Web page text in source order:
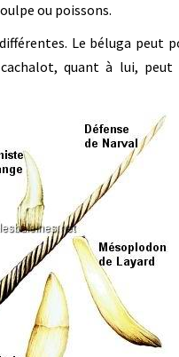
ou poissons.
Le béluga peut
quant à lui, peut